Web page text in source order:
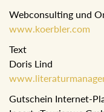
Webconsulting und
www.koerbler.com
Text
Doris Lind
Gutschein Internet-